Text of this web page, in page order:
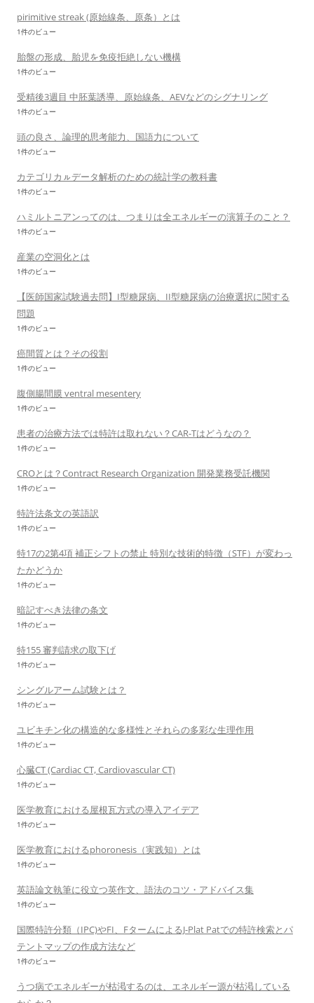
pirimitive streak (原始線条、原条）とは
1件のビュー
胎盤の形成、胎児を免疫拒絶しない機構
1件のビュー
受精後3週目 中胚葉誘導、原始線条、AEVなどのシグナリング
1件のビュー
頭の良さ、論理的思考能力、国語力について
1件のビュー
カテゴリカㇽデータ解析のための統計学の教科書
1件のビュー
ハミルトニアンってのは、つまりは全エネルギーの演算子のこと？
1件のビュー
産業の空洞化とは
1件のビュー
【医師国家試験過去問】I型糖尿病、II型糖尿病の治療選択に関する
問題
1件のビュー
癌間質とは？その役割
1件のビュー
腹側腸間膜 ventral mesentery
1件のビュー
患者の治療方法では特許は取れない？CAR-Tはどうなの？
1件のビュー
CROとは？Contract Research Organization 開発業務受託機関
1件のビュー
特許法条文の英語訳
1件のビュー
特17の2第4項 補正シフトの禁止 特別な技術的特徴（STF）が変わっ
たかどうか
1件のビュー
暗記すべき法律の条文
1件のビュー
特155 審判請求の取下げ
1件のビュー
シングルアーム試験とは？
1件のビュー
ユビキチン化の構造的な多様性とそれらの多彩な生理作用
1件のビュー
心臓CT (Cardiac CT, Cardiovascular CT)
1件のビュー
医学教育における屋根瓦方式の導入アイデア
1件のビュー
医学教育におけるphoronesis（実践知）とは
1件のビュー
英語論文執筆に役立つ英作文、語法のコツ・アドバイス集
1件のビュー
国際特許分類（IPC)やFI、FタームによるJ-Plat Patでの特許検索とパ
テントマップの作成方法など
1件のビュー
うつ病でエネルギーが枯渇するのは、エネルギー源が枯渇している